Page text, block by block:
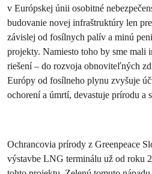
v Európskej únii osobitné
budovanie novej infraštruktúry len
závislej od fosílnych palív a minú
projekty. Namiesto toho by sme mali
riešení – do rozvoja obnoviteľných
Európy od fosílneho plynu zvyšuje
ochorení a úmrtí, devastuje prírodu a
Ochrancovia prírody z Greenpeace
výstavbe LNG terminálu už od roku